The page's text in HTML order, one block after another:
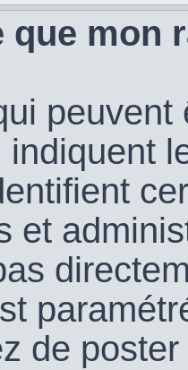
que mon
indiquent
et
de